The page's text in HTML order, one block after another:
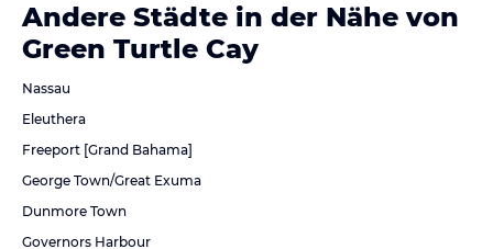
Andere Städte in der Nähe von
Green Turtle Cay
Nassau
Eleuthera
Freeport [Grand Bahama]
George Town/Great Exuma
Dunmore Town
Governors Harbour